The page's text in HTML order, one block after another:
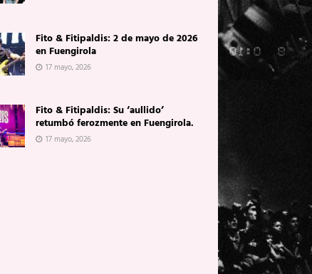
Fito & Fitipaldis: 2 de mayo de 2026
en Fuengirola
17 mayo, 2026
Fito & Fitipaldis: Su ‘aullido’
retumbó ferozmente en Fuengirola.
17 mayo, 2026